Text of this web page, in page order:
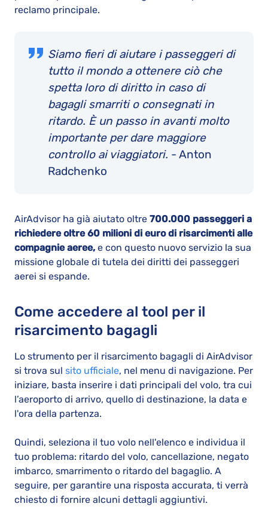
reclamo principale.
Siamo fieri di aiutare i passeggeri di
tutto il mondo a ottenere ciò che
spetta loro di diritto in caso di
bagagli smarriti o consegnati in
ritardo. È un passo in avanti molto
importante per dare maggiore
controllo ai viaggiatori. - Anton
Radchenko
AirAdvisor ha già aiutato oltre 700.000 passeggeri a
richiedere oltre 60 milioni di euro di risarcimenti alle
compagnie aeree, e con questo nuovo servizio la sua
missione globale di tutela dei diritti dei passeggeri
aerei si espande.
Come accedere al tool per il
risarcimento bagagli
Lo strumento per il risarcimento bagagli di AirAdvisor
si trova sul sito ufficiale, nel menu di navigazione. Per
iniziare, basta inserire i dati principali del volo, tra cui
l’aeroporto di arrivo, quello di destinazione, la data e
l'ora della partenza.
Quindi, seleziona il tuo volo nell'elenco e individua il
tuo problema: ritardo del volo, cancellazione, negato
imbarco, smarrimento o ritardo del bagaglio. A
seguire, per garantire una risposta accurata, ti verrà
chiesto di fornire alcuni dettagli aggiuntivi.